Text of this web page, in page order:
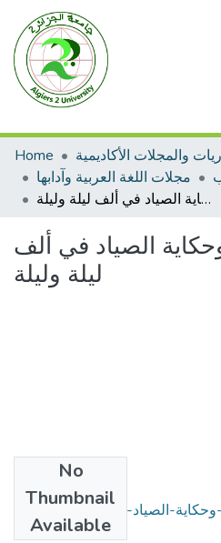
Home
والمجلات الأكاديمية
مجلات اللغة العربية وآدابها
الحوات والقصر وحكاية الصياد في ألف ليلة وليلة
الصياد في ألف
ليلة وليلة
No
Thumbnail
Available
MB)